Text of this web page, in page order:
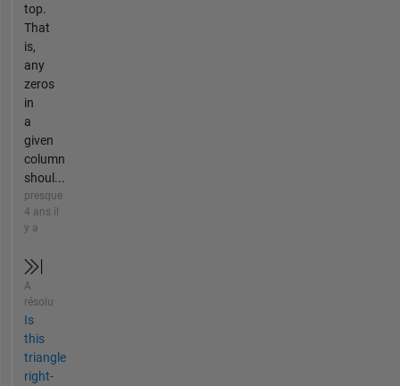
top.
That
is,
any
zeros
in
a
given
column
shoul...
presque
4 ans il
y a
A
résolu
Is
this
triangle
right-